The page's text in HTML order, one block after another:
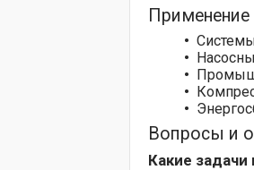
Применение
Вопросы и
Какие